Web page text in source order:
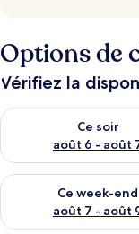
Options de
Vérifiez la
Ce soir
août 6 - août
Vérifier la
Ce week-end
août 7 - août
Vérifier la